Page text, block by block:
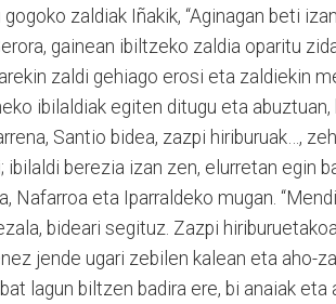
zaldiak Iñakik, “Aginagan beti
gainean ibiltzeko zaldia oparitu
zaldi gehiago erosi eta zaldiekin
ibilaldiak egiten ditugu eta
Santio bidea, zazpi hiriburuak…,
ibilaldi berezia izan zen, elurretan egin
Nafarroa eta Iparraldeko mugan.
bideari segituz. Zazpi
jende ugari zebilen kalean eta aho-
lagun biltzen badira ere, bi anaiak eta